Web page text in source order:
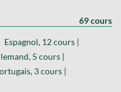
69 cours
Espagnol, 12 cours |
5 cours |
3 cours |